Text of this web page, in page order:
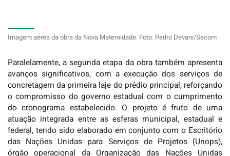
Imagem aérea da obra da Nova Maternidade. Foto: Pedro Devani/Secom
Paralelamente, a segunda etapa da obra também apresenta
avanços significativos, com a execução dos serviços de
concretagem da primeira laje do prédio principal, reforçando
o compromisso do governo estadual com o cumprimento
do cronograma estabelecido. O projeto é fruto de uma
atuação integrada entre as esferas municipal, estadual e
federal, tendo sido elaborado em conjunto com o Escritório
das Nações Unidas para Serviços de Projetos (Unops),
órgão operacional da Organização das Nações Unidas